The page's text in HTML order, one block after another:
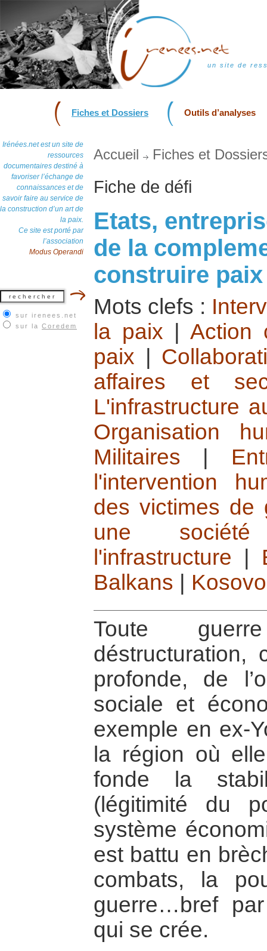
un site de
Fiches et Dossiers Outils d’analyses
Irénées.net est un site de
ressources
documentaires destiné à
favoriser l’échange de
connaissances et de
savoir faire au service de
la construction d’un art de
la paix.
Ce site est porté par
l’association
Modus Operandi
sur irenees.net
sur la Coredem
Accueil Fiches et
Fiche de défi
Etats,
de la
construire paix
Mots clefs :
la paix |Action
paix
affaires et
L'infrastructure
Organisation
Militaires
l'intervention
des victimes de
une société
l'infrastructure
Balkans
Kosovo
Toute
déstructuration,
profonde, de
sociale et
exemple en ex-
la région où
fonde la
(légitimité du
système
est battu en
combats, la
guerre…bref
qui se crée.